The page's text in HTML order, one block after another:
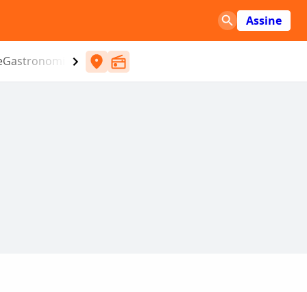
Assine
Gastronomia Entretenimento